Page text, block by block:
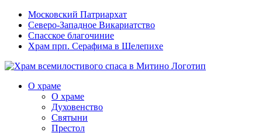
Московский Патриархат
Северо-Западное Викариатство
Спасское благочиние
Храм прп. Серафима в Шелепихе
О храме
О храме
Духовенство
Святыни
Престол